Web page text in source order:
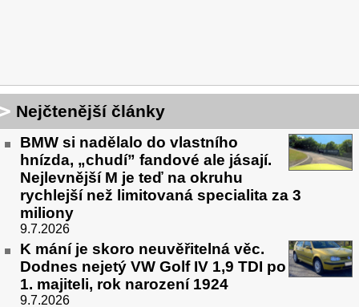
Nejčtenější články
BMW si nadělalo do vlastního
hnízda, „chudí” fandové ale jásají.
Nejlevnější M je teď na okruhu
rychlejší než limitovaná specialita za 3
miliony
9.7.2026
K mání je skoro neuvěřitelná věc.
Dodnes nejetý VW Golf IV 1,9 TDI po
1. majiteli, rok narození 1924
9.7.2026